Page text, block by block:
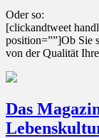
Oder so:
[clickandtweet
position=””]Ob Sie
von der Qualität
Das